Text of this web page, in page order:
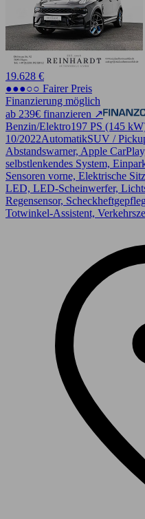
19.628 €
●●●○○ Fairer Preis
Finanzierung möglich
ab 239€ finanzieren ↗
Benzin/Elektro197 PS (145
10/2022AutomatikSUV /
Abstandswarner, Apple
selbstlenkendes System,
Sensoren vorne, Elektrische
LED, LED-Scheinwerfer,
Regensensor,
Totwinkel-Assistent,